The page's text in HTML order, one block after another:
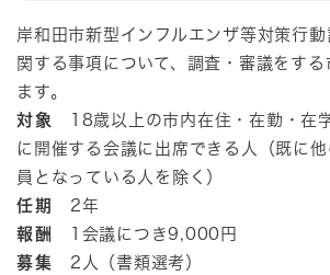
岸和田市新型インフルエンザ等対策行
関する事項について、調査・審議をす
ます。
対象
18歳以上の市内在住・在勤・在
に開催する会議に出席できる人（既に
員となっている人を除く）
任期
2年
報酬
1会議につき9,000円
募集 2人（書類選考）